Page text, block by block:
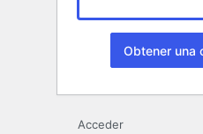
Acceder